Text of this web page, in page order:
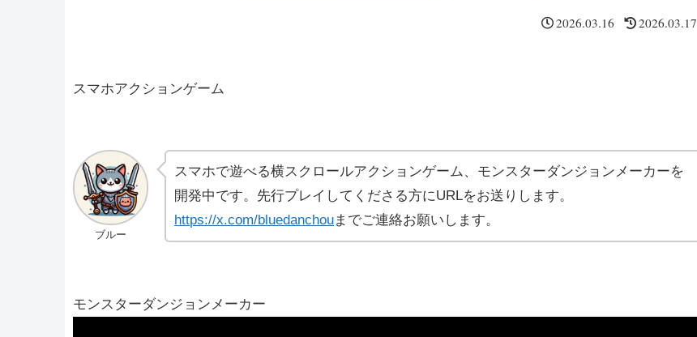
2026.03.16 2026.03.17
スマホアクションゲーム
ブルー
スマホで遊べる横スクロールアクションゲーム、モンスターダンジョンメーカーを
開発中です。先行プレイしてくださる方にURLをお送りします。
https://x.com/bluedanchouまでご連絡お願いします。
モンスターダンジョンメーカー